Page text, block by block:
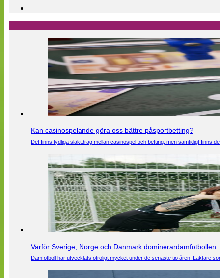
Kan casinospelande göra oss bättre påsportbetting?
Det finns tydliga släktdrag mellan casinospel och betting, men samtidigt finns
Varför Sverige, Norge och Danmark dominerardamfotbollen
Damfotboll har utvecklats otroligt mycket under de senaste tio åren. Läktare